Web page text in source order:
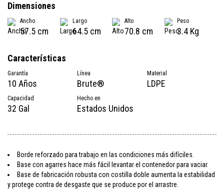
Dimensiones
Ancho
57.5 cm
Largo
64.5 cm
Alto
70.8 cm
Peso
3.4 Kg
Características
Garantía
10 Años
Línea
Brute®
Material
LDPE
Capacidad
32 Gal
Hecho en
Estados Unidos
Borde reforzado para trabajo en las condiciones más difíciles.
Base con agarres hace más fácil levantar el contenedor para vaciar.
Base de fabricación robusta con costilla doble aumenta la estabilidad
y protege contra de desgaste que se produce por el arrastre.